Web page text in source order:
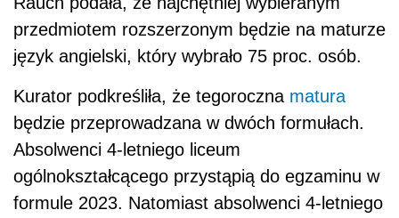
przedmiotem rozszerzonym będzie na maturze
język angielski, który wybrało 75 proc. osób.
Kurator podkreśliła, że tegoroczna matura
będzie przeprowadzana w dwóch formułach.
Absolwenci 4-letniego liceum
ogólnokształcącego przystąpią do egzaminu w
formule 2023. Natomiast absolwenci 4-letniego